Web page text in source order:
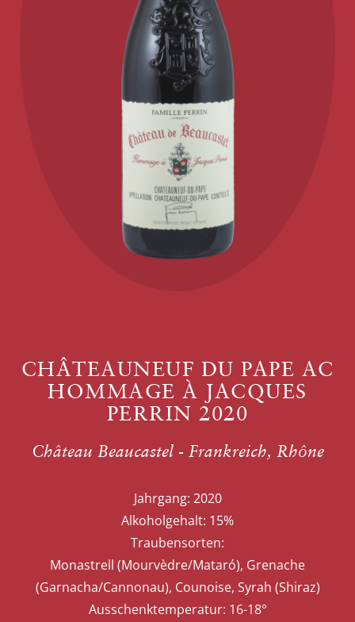
CHÂTEAUNEUF DU PAPE AC
HOMMAGE À JACQUES
PERRIN 2020
Château Beaucastel - Frankreich, Rhône
Jahrgang: 2020
Alkoholgehalt: 15%
Traubensorten:
Monastrell (Mourvèdre/Mataró), Grenache
(Garnacha/Cannonau), Counoise, Syrah (Shiraz)
Ausschenktemperatur: 16-18°